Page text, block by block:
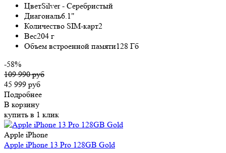
ЦветSilver - Серебристый
Диагональ6.1"
Количество SIM-карт2
Вес204 г
Объем встроенной памяти128 Гб
-58%
109 990 руб
45 999 руб
Подробнее
В корзину
купить в 1 клик
Apple iPhone
Apple iPhone 13 Pro 128GB Gold